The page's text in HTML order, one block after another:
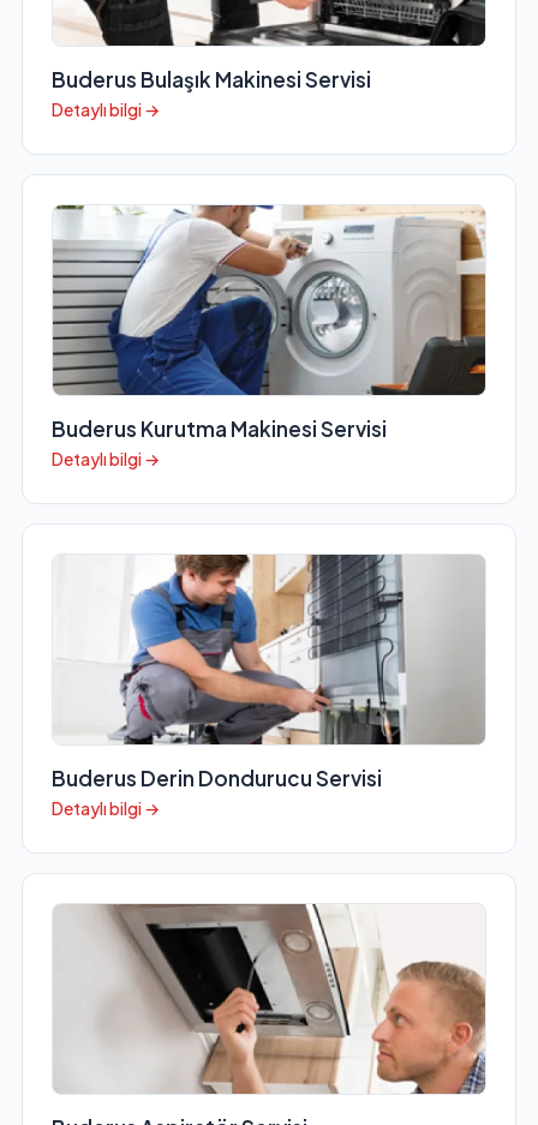
Buderus Bulaşık Makinesi Servisi
Detaylı bilgi →
Buderus Kurutma Makinesi Servisi
Detaylı bilgi →
Buderus Derin Dondurucu Servisi
Detaylı bilgi →